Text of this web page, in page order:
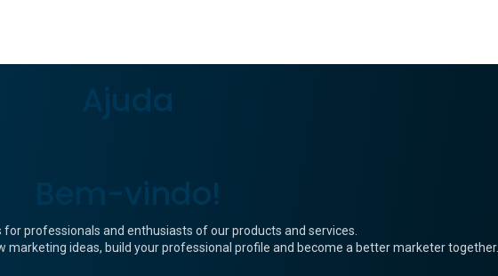
Ajuda
Bem-vindo!
professionals and enthusiasts of our products and services.
marketing ideas, build your professional profile and become a better marketer together.